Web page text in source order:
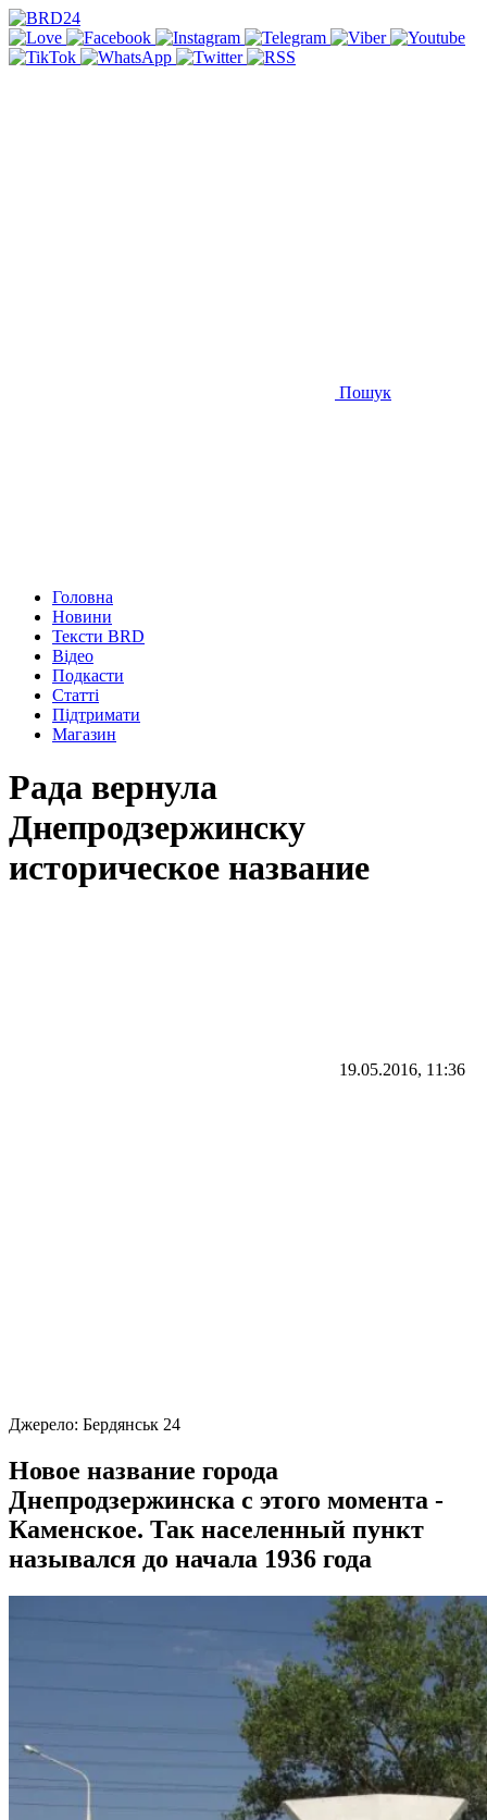
Пошук
Головна
Новини
Тексти BRD
Відео
Подкасти
Статті
Підтримати
Магазин
Рада вернула
Днепродзержинску
историческое название
19.05.2016, 11:36
Джерело: Бердянськ 24
Новое название города
Днепродзержинска с этого момента -
Каменское. Так населенный пункт
назывался до начала 1936 года